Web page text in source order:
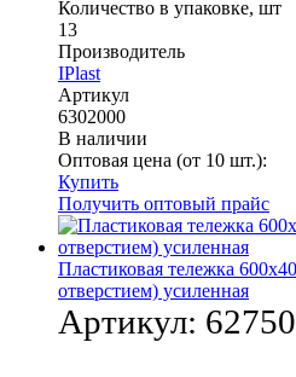
Количество в упаковке, шт
13
Производитель
IPlast
Артикул
6302000
В наличии
Оптовая цена (от 10 шт.):
Купить
Получить оптовый прайс
Пластиковая тележка
отверстием) усиленная
Артикул: